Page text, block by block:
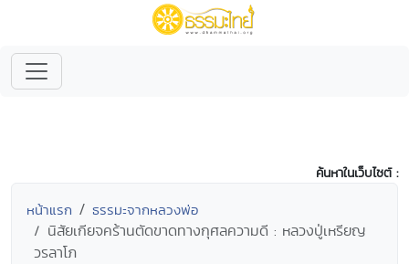
ค้นหาในเว็บไซต์ :
หน้าแรก ธรรมะจากหลวงพ่อ
นิสัยเกียจคร้านตัดขาดทางกุศลความดี : หลวงปู่เหรียญ
วรลาโภ